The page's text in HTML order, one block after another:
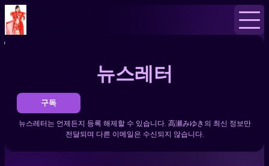
홈
뉴스레터
구독
뉴스레터는 언제든지 등록 해제할 수 있습니다. 高瀬みゆき의 최신 정보만
전달되며 다른 이메일은 수신되지 않습니다.